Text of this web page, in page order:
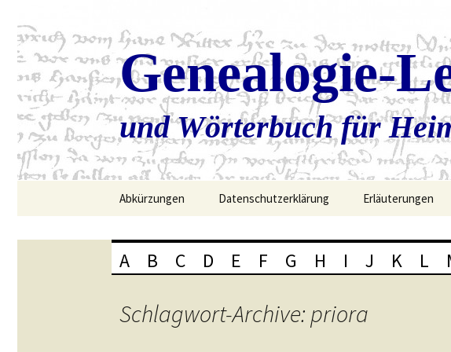
Genealogie-
und Wörterbuch für
Abkürzungen Datenschutzerklärung Erläuterungen
A B C D E F G H I J K L
Schlagwort-Archive: priora